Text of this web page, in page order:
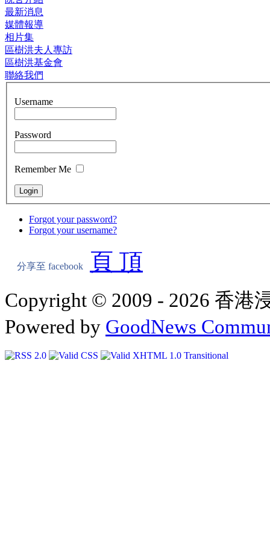
最新消息
媒體報導
相片集
區樹洪夫人專訪
區樹洪基金會
聯絡我們
Username
Password
Remember Me
Forgot your password?
Forgot your username?
分享至 facebook 頁 頂
Copyright © 2009 - 2026 香港
Powered by GoodNews